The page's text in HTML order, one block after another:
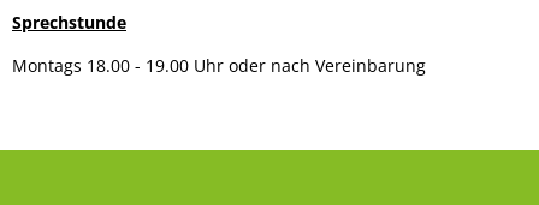
Sprechstunde
Montags 18.00 - 19.00 Uhr oder nach Vereinbarung